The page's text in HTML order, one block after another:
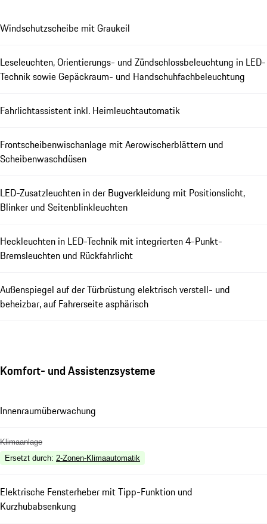
Windschutzscheibe mit Graukeil
Leseleuchten, Orientierungs- und Zündschlossbeleuchtung in LED-
Technik sowie Gepäckraum- und Handschuhfachbeleuchtung
Fahrlichtassistent inkl. Heimleuchtautomatik
Frontscheibenwischanlage mit Aerowischerblättern und
Scheibenwaschdüsen
LED-Zusatzleuchten in der Bugverkleidung mit Positionslicht,
Blinker und Seitenblinkleuchten
Heckleuchten in LED-Technik mit integrierten 4-Punkt-
Bremsleuchten und Rückfahrlicht
Außenspiegel auf der Türbrüstung elektrisch verstell- und
beheizbar, auf Fahrerseite asphärisch
Komfort- und Assistenzsysteme
Innenraumüberwachung
Klimaanlage
Ersetzt durch: 2-Zonen-Klimaautomatik
Elektrische Fensterheber mit Tipp-Funktion und
Kurzhubabsenkung